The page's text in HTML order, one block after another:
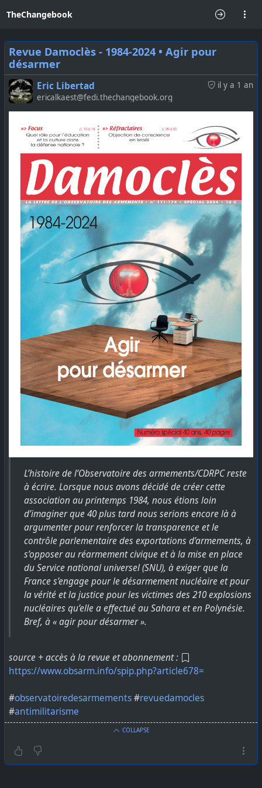
TheChangebook
Revue Damoclès - 1984-2024 • Agir pour
désarmer
il y a 1 an
Eric Libertad
ericalkaest@fedi.thechangebook.org
L’histoire de l’Observatoire des armements/CDRPC reste
à écrire. Lorsque nous avons décidé de créer cette
association au printemps 1984, nous étions loin
d’imaginer que 40 plus tard nous serions encore là à
argumenter pour renforcer la transparence et le
contrôle parlementaire des exportations d’armements, à
s’opposer au réarmement civique et à la mise en place
du Service national universel (SNU), à exiger que la
France s’engage pour le désarmement nucléaire et pour
la vérité et la justice pour les victimes des 210 explosions
nucléaires qu’elle a effectué au Sahara et en Polynésie.
Bref, à « agir pour désarmer ».
source + accès à la revue et abonnement :
https://www.obsarm.info/spip.php?article678=
#observatoiredesarmements#revuedamocles
#antimilitarisme
COLLAPSE